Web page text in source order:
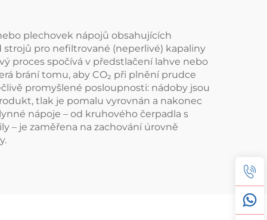
plechovek nápojů obsahujících
strojů pro nefiltrované (neperlivé) kapaliny
proces spočívá v předstlačení lahve nebo
brání tomu, aby CO₂ při plnění prudce
promyšlené posloupnosti: nádoby jsou
tlak je pomalu vyrovnán a nakonec
nápoje – od kruhového čerpadla s
– je zaměřena na zachování úrovně